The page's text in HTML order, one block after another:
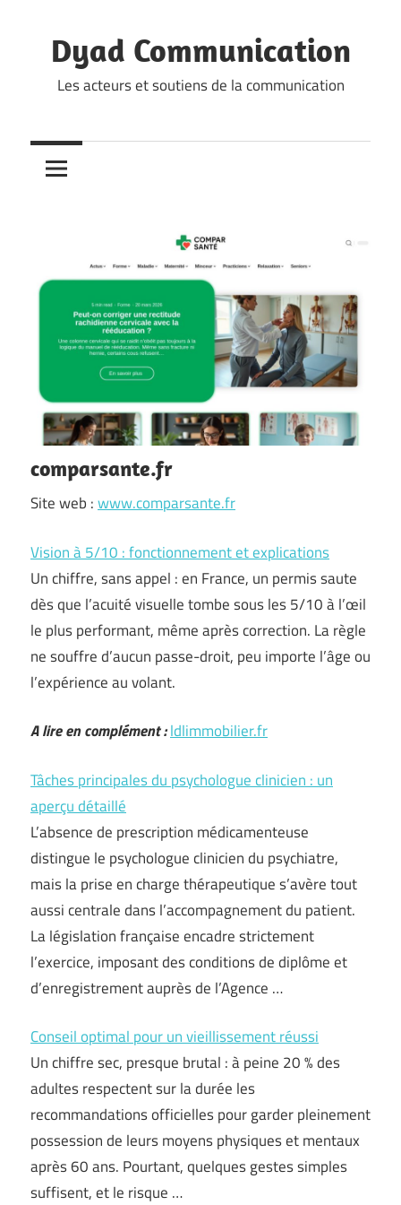
content
Dyad Communication
Les acteurs et soutiens de la communication
comparsante.fr
Site web :www.comparsante.fr
Vision à 5/10 : fonctionnement et explications
Un chiffre, sans appel : en France, un permis saute
dès que l’acuité visuelle tombe sous les 5/10 à l’œil
le plus performant, même après correction. La règle
ne souffre d’aucun passe-droit, peu importe l’âge ou
l’expérience au volant.
A lire en complément :ldlimmobilier.fr
Tâches principales du psychologue clinicien : un
aperçu détaillé
L’absence de prescription médicamenteuse
distingue le psychologue clinicien du psychiatre,
mais la prise en charge thérapeutique s’avère tout
aussi centrale dans l’accompagnement du patient.
La législation française encadre strictement
l’exercice, imposant des conditions de diplôme et
d’enregistrement auprès de l’Agence …
Conseil optimal pour un vieillissement réussi
Un chiffre sec, presque brutal : à peine 20 % des
adultes respectent sur la durée les
recommandations officielles pour garder pleinement
possession de leurs moyens physiques et mentaux
après 60 ans. Pourtant, quelques gestes simples
suffisent, et le risque …